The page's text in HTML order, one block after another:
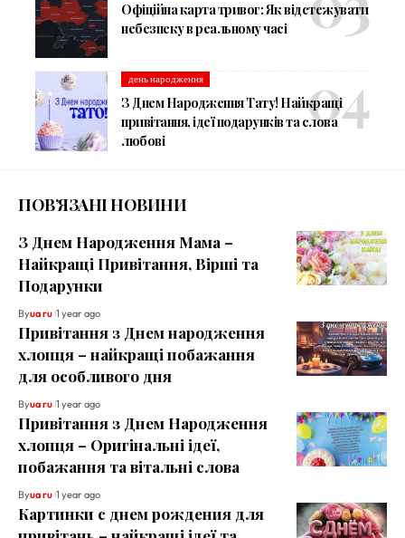
Офіційна карта тривог: Як відстежувати
небезпеку в реальному часі
день народження
З Днем Народження Тату! Найкращі
привітання, ідеї подарунків та слова
любові
ПОВ’ЯЗАНІ НОВИНИ
З Днем Народження Мама –
Найкращі Привітання, Вірші та
Подарунки
Byua ru 1 year ago
Привітання з Днем народження
хлопця – найкращі побажання
для особливого дня
Byua ru 1 year ago
Привітання з Днем Народження
хлопця – Оригінальні ідеї,
побажання та вітальні слова
Byua ru 1 year ago
Картинки с днем рождения для